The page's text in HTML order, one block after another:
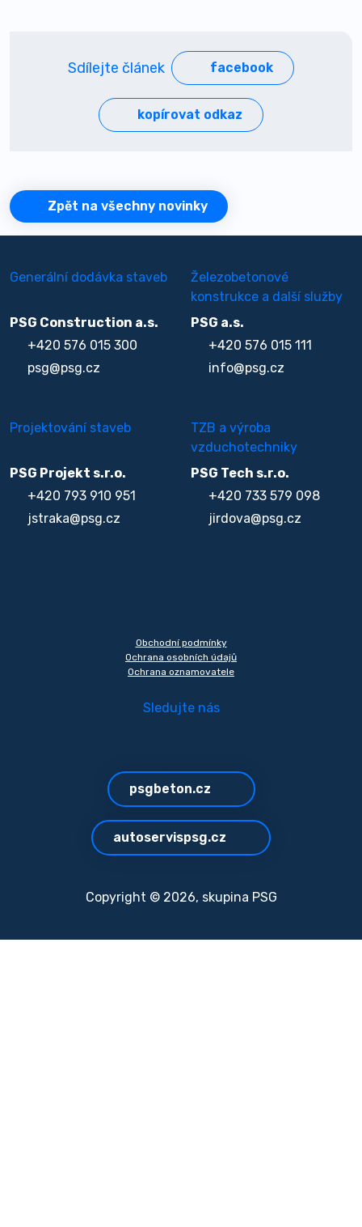
Sdílejte článek facebook
kopírovat odkaz
Zpět na všechny novinky
Generální dodávka staveb
PSG Construction a.s.
+420 576 015 300
psg@psg.cz
Železobetonové
konstrukce a další služby
PSG a.s.
+420 576 015 111
info@psg.cz
Projektování staveb
PSG Projekt s.r.o.
+420 793 910 951
jstraka@psg.cz
TZB a výroba
vzduchotechniky
PSG Tech s.r.o.
+420 733 579 098
jirdova@psg.cz
Obchodní podmínky
Ochrana osobních údajů
Ochrana oznamovatele
Sledujte nás
psgbeton.cz
autoservispsg.cz
Copyright © 2026, skupina PSG